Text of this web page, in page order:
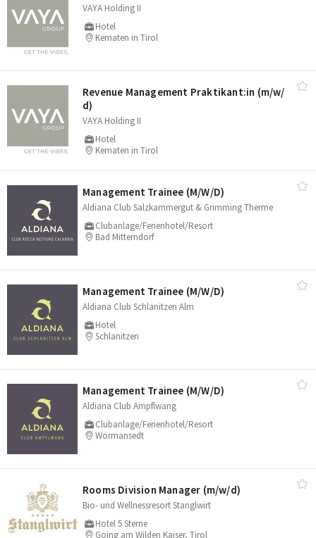
VAYA Holding II
Hotel
Kematen in Tirol
Revenue Management Praktikant:in (m/​w/​
d)
VAYA Holding II
Hotel
Kematen in Tirol
Management Trainee (M/​W/​D)
Aldiana Club Salzkammergut & Grimming Therme
Clubanlage/Ferienhotel/Resort
Bad Mitterndorf
Management Trainee (M/​W/​D)
Aldiana Club Schlanitzen Alm
Hotel
Schlanitzen
Management Trainee (M/​W/​D)
Aldiana Club Ampflwang
Clubanlage/Ferienhotel/Resort
Wörmansedt
Rooms Division Manager (m/​w/​d)
Bio- und Wellnessresort Stanglwirt
Hotel 5 Sterne
Going am Wilden Kaiser, Tirol